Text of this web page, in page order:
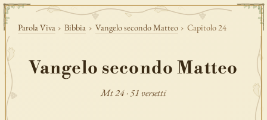
Parola Viva › Bibbia › Vangelo secondo Matteo › Capitolo 24
Vangelo secondo Matteo
Mt 24 · 51 versetti